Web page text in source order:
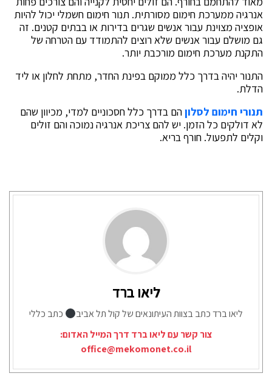
אנרגיה ממערכת חימום מסורתית. תנור חימום חשמלי יכול להיות
אופציה מצוינת עבור אנשים שגרים בדירות או בבתים קטנים. זה
גם מושלם עבור אנשים שלא רוצים להתמודד עם הטרחה של
התקנת מערכת חימום מורכבת יותר.
התנור יהיה בדרך כלל ממוקם בפינת החדר, מתחת לחלון או ליד
הדלת.
תנורי חימום לסלוןהם בדרך כלל חסכוניים למדי, מכיוון שהם
לא דולקים כל הזמן. יש להם צריכת אנרגיה נמוכה והם זולים
וקלים לתפעול. חורף בריא.
ליאו ברד
ליאו ברד כתב בצוות העיתונאים של קול תל אביב
כתב כללי
צור קשר עם ליאו ברד דרך המייל האדום:
office@mekomonet.co.il